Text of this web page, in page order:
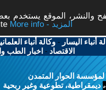
والنشر، الموقع يستخدم
More info - المزيد
أنباء اليسار -وكالة أنباء
الاقتصاد - اخبار الطب
لمؤسسة الحوار المتمدن
ديمقراطية، تطوعية وغير ربحية